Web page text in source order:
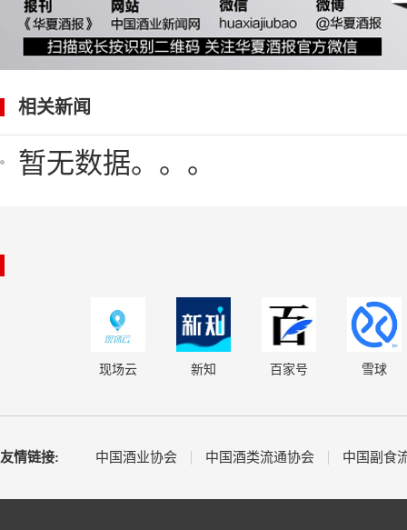
相关新闻
暂无数据。。。
现场云 新知 百家号 雪球
友情链接: 中国酒业协会 中国酒类流通协会 中国副食